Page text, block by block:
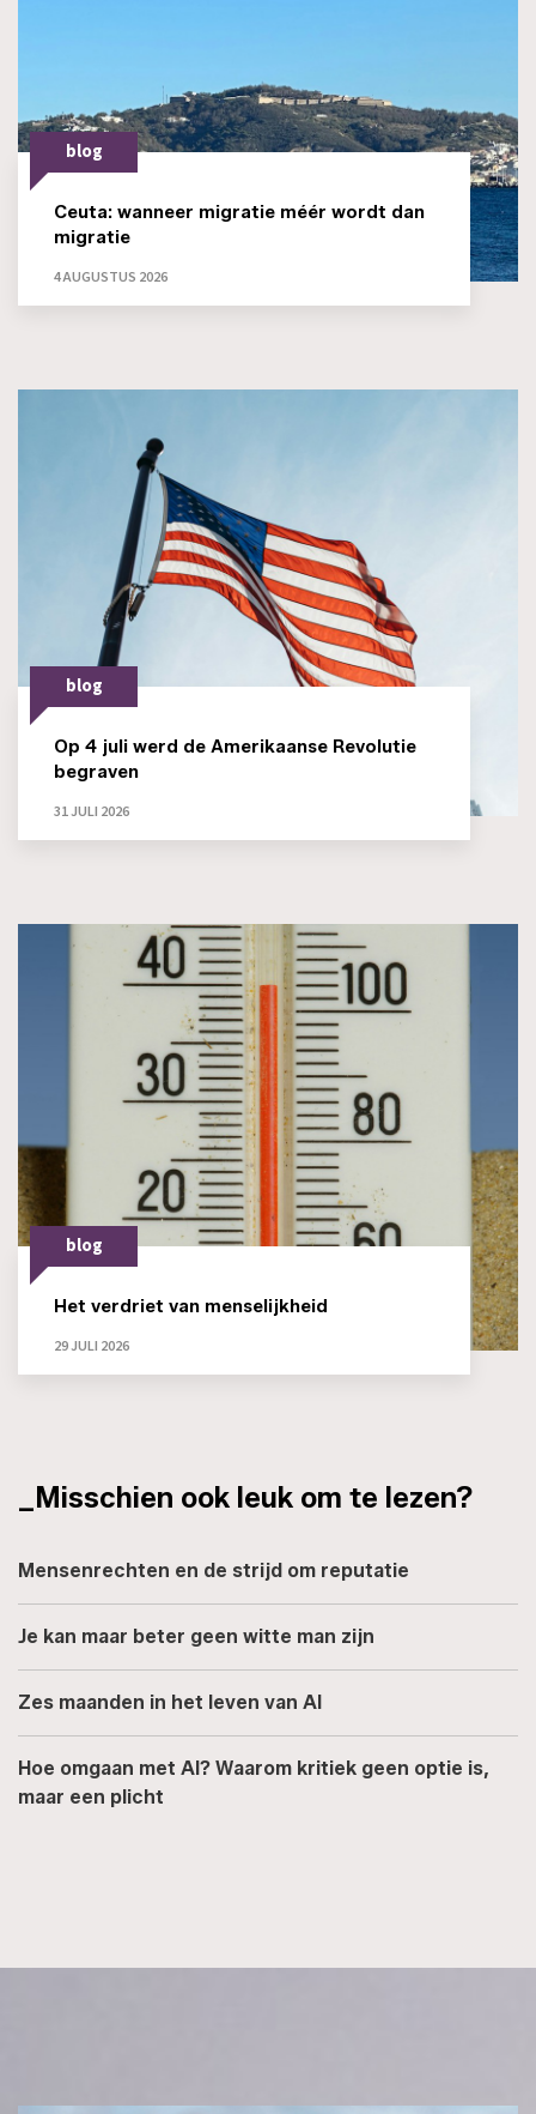
blog
Ceuta: wanneer migratie méér wordt dan
migratie
4 AUGUSTUS 2026
blog
Op 4 juli werd de Amerikaanse Revolutie
begraven
31 JULI 2026
blog
Het verdriet van menselijkheid
29 JULI 2026
_Misschien ook leuk om te lezen?
Mensenrechten en de strijd om reputatie
Je kan maar beter geen witte man zijn
Zes maanden in het leven van AI
Hoe omgaan met AI? Waarom kritiek geen optie is,
maar een plicht